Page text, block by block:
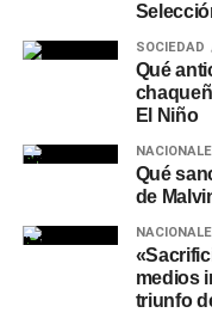
SOCIEDAD
Qué
El Niño
Qué
de
medios
triunfo